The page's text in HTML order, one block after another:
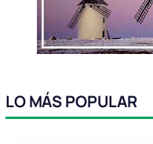
LO MÁS POPULAR